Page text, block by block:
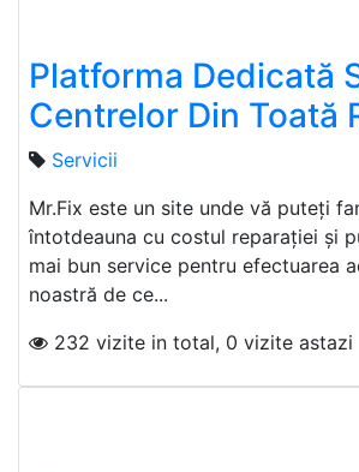
Platforma Dedicată
Centrelor Din Toată
Servicii
Mr.Fix este un site unde vă puteți
întotdeauna cu costul reparației și
mai bun service pentru efectuarea
noastră de ce...
232 vizite in total, 0 vizite astazi